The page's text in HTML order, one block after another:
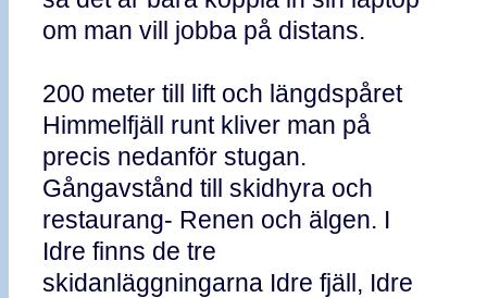
om man vill jobba på distans.
200 meter till lift och längdspåret
Himmelfjäll runt kliver man på
precis nedanför stugan.
Gångavstånd till skidhyra och
restaurang- Renen och älgen. I
Idre finns de tre
skidanläggningarna Idre fjäll, Idre